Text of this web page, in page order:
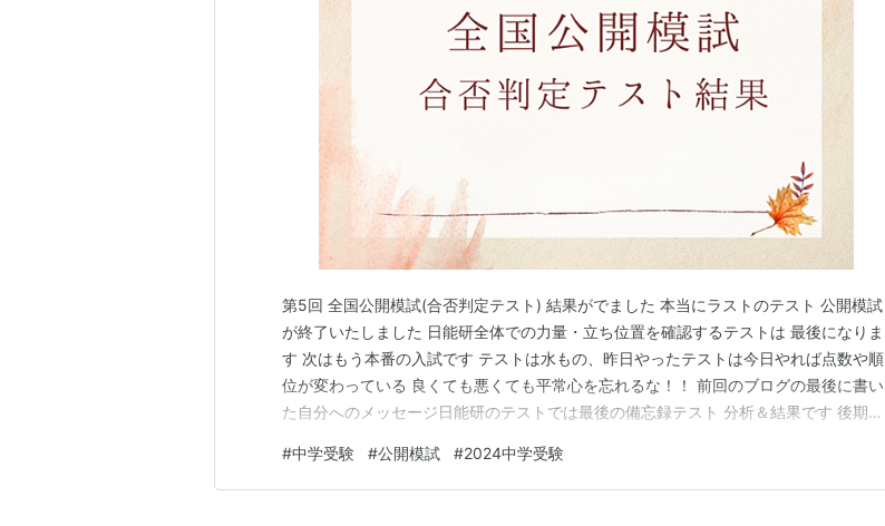
第5回 全国公開模試(合否判定テスト) 結果がでました 本当にラストのテスト 公開模試
が終了いたしました 日能研全体での力量・立ち位置を確認するテストは 最後になりま
す 次はもう本番の入試です テストは水もの、昨日やったテストは今日やれば点数や順
位が変わっている 良くても悪くても平常心を忘れるな！！ 前回のブログの最後に書い
た自分へのメッセージ日能研のテストでは最後の備忘録テスト 分析＆結果です 後期の
解説など 学習情報が詳しく掲載されているのでテストの 振り返りに活用しています 国
語 大問1 外来語大問2 慣用句大…
#中学受験 #公開模試 #2024中学受験